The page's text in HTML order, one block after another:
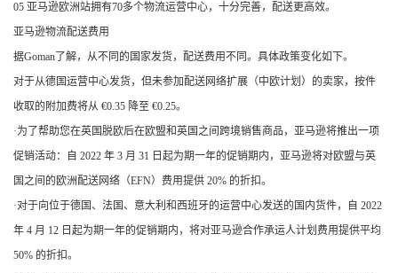
05 亚马逊欧洲站拥有70多个物流运营中心，十分完善，配送更高效。
亚马逊物流配送费用
据Goman了解，从不同的国家发货，配送费用不同。具体政策变化如下。
对于从德国运营中心发货，但未参加配送网络扩展（中欧计划）的卖家，按件
收取的附加费将从 €0.35 降至 €0.25。
·为了帮助您在英国脱欧后在欧盟和英国之间跨境销售商品，亚马逊将推出一项
促销活动：自 2022 年 3 月 31 日起为期一年的促销期内，亚马逊将对欧盟与英
国之间的欧洲配送网络（EFN）费用提供 20% 的折扣。
·对于向位于德国、法国、意大利和西班牙的运营中心发送的国内货件，自 2022
年 4 月 12 日起为期一年的促销期内，将对亚马逊合作承运人计划费用提供平均
50% 的折扣。